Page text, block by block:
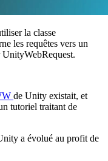
la classe
les requêtes vers un
de Unity existait, et
tutoriel traitant de
a évolué au profit de